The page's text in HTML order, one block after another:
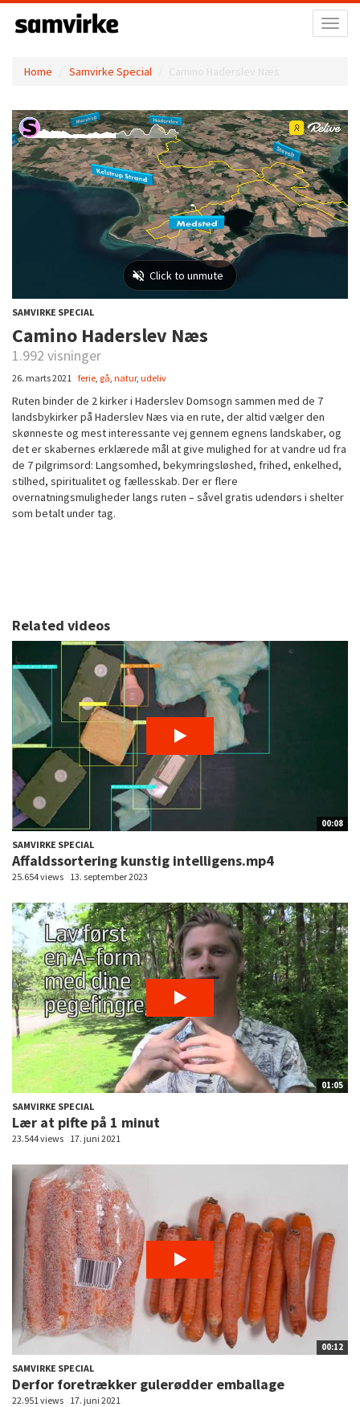
Home Samvirke Special Camino Haderslev Næs
SAMVIRKE SPECIAL
Camino Haderslev Næs
1.992 visninger
26. marts 2021 ferie, gå, natur, udeliv
Ruten binder de 2 kirker i Haderslev Domsogn sammen med de 7
landsbykirker på Haderslev Næs via en rute, der altid vælger den
skønneste og mest interessante vej gennem egnens landskaber, og
det er skabernes erklærede mål at give mulighed for at vandre ud fra
de 7 pilgrimsord: Langsomhed, bekymringsløshed, frihed, enkelhed,
stilhed, spiritualitet og fællesskab. Der er flere
overnatningsmuligheder langs ruten – såvel gratis udendørs i shelter
som betalt under tag.
Related videos
00:08
SAMVIRKE SPECIAL
Affaldssortering kunstig intelligens.mp4
25.654 views 13. september 2023
01:05
SAMVIRKE SPECIAL
Lær at pifte på 1 minut
23.544 views 17. juni 2021
00:12
SAMVIRKE SPECIAL
Derfor foretrækker gulerødder emballage
22.951 views 17. juni 2021